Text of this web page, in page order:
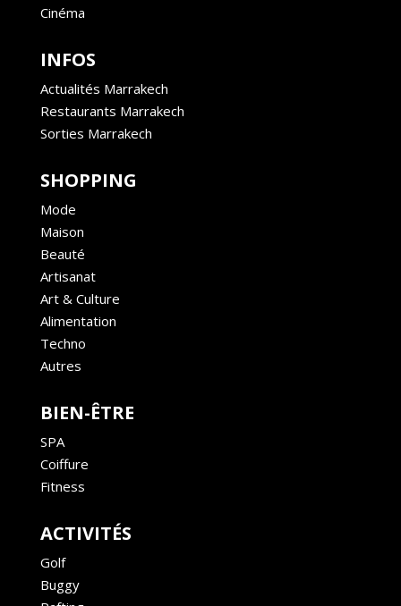
Cinéma
INFOS
Actualités Marrakech
Restaurants Marrakech
Sorties Marrakech
SHOPPING
Mode
Maison
Beauté
Artisanat
Art & Culture
Alimentation
Techno
Autres
BIEN-ÊTRE
SPA
Coiffure
Fitness
ACTIVITÉS
Golf
Buggy